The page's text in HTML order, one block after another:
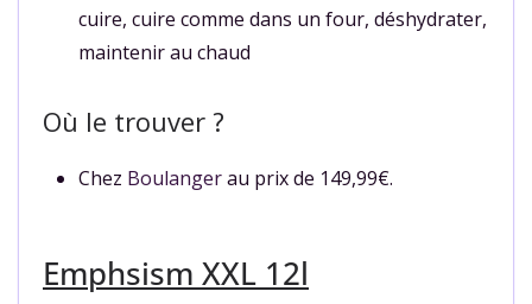
cuire, cuire comme dans un four, déshydrater,
maintenir au chaud
Où le trouver ?
Chez Boulangerau prix de 149,99€.
Emphsism XXL 12l